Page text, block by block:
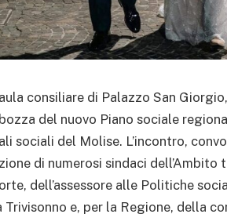
consiliare di Palazzo San
del nuovo Piano sociale
sociali del Molise. L’incontro,
di numerosi sindaci
dell’assessore alle Politiche
Trivisonno e, per la Regione, della